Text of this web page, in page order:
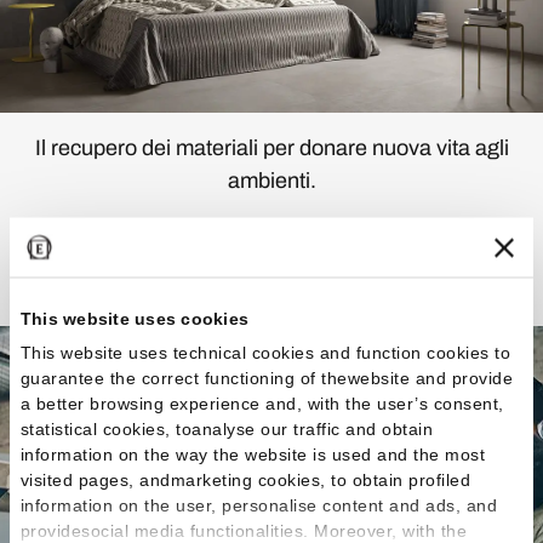
This website uses cookies
This website uses technical cookies and function cookies to
guarantee the correct functioning of thewebsite and provide
a better browsing experience and, with the user’s consent,
statistical cookies, toanalyse our traffic and obtain
information on the way the website is used and the most
visited pages, andmarketing cookies, to obtain profiled
information on the user, personalise content and ads, and
providesocial media functionalities. Moreover, with the
Il recupero dei materiali per donare nuova vita agli
ambienti.